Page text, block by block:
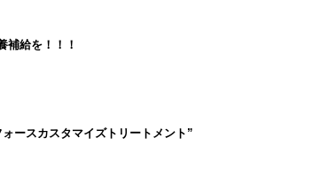
補給を！！！
ォースカスタマイズトリートメント ”